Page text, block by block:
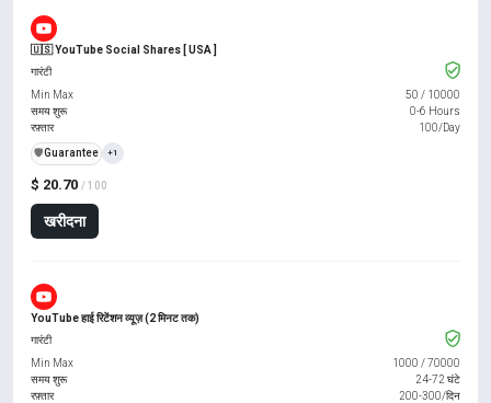
🇺🇸 YouTube Social Shares [ USA ]
$ 20.70 / 100
खरीदना
गारंटी
Min Max
50 / 10000
समय शुरू
0-6 Hours
रफ़्तार
100/Day
️🛡️Guarantee +1
YouTube हाई रिटेंशन व्यूज़ (2 मिनट तक)
गारंटी
Min Max
1000 /70000
समय शुरू
24-72 घंटे
रफ़्तार
200-300/दिन